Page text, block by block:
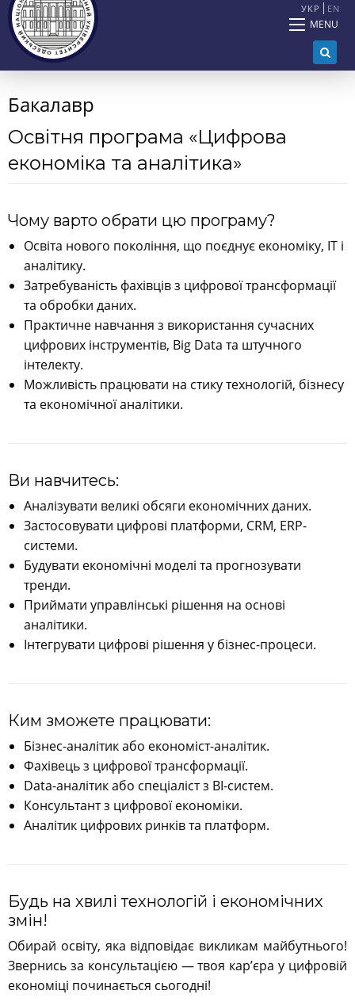
УКР EN
MENU
Бакалавр
Освітня програма «Цифрова
економіка та аналітика»
Чому варто обрати цю програму?
Освіта нового покоління, що поєднує економіку, IT і
аналітику.
Затребуваність фахівців з цифрової трансформації
та обробки даних.
Практичне навчання з використання сучасних
цифрових інструментів, Big Data та штучного
інтелекту.
Можливість працювати на стику технологій, бізнесу
та економічної аналітики.
Ви навчитесь:
Аналізувати великі обсяги економічних даних.
Застосовувати цифрові платформи, CRM, ERP-
системи.
Будувати економічні моделі та прогнозувати
тренди.
Приймати управлінські рішення на основі
аналітики.
Інтегрувати цифрові рішення у бізнес-процеси.
Ким зможете працювати:
Бізнес-аналітик або економіст-аналітик.
Фахівець з цифрової трансформації.
Data-аналітик або спеціаліст з BI-систем.
Консультант з цифрової економіки.
Аналітик цифрових ринків та платформ.
Будь на хвилі технологій і економічних
змін!
Обирай освіту, яка відповідає викликам майбутнього!
Звернись за консультацією — твоя кар’єра у цифровій
економіці починається сьогодні!